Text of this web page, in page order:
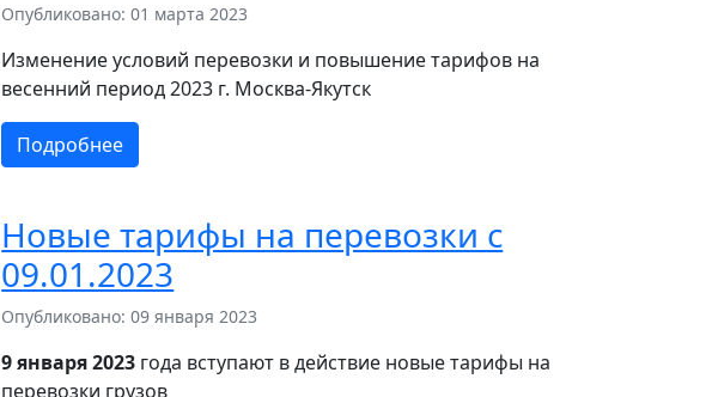
Опубликовано: 01 марта 2023
Изменение условий перевозки и повышение тарифов на
весенний период 2023 г. Москва-Якутск
Подробнее
Новые тарифы на перевозки с
09.01.2023
Опубликовано: 09 января 2023
9 января 2023 года вступают в действие новые тарифы на
перевозки грузов